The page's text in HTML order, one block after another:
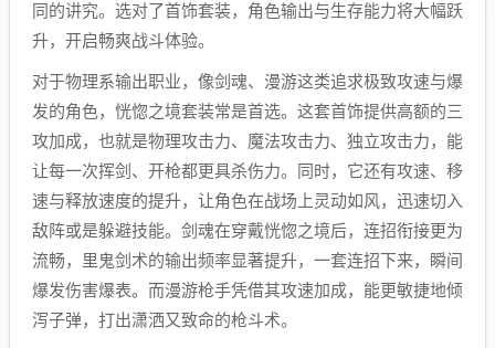
同的讲究。选对了首饰套装，角色输出与生存能力将大幅跃
升，开启畅爽战斗体验。
对于物理系输出职业，像剑魂、漫游这类追求极致攻速与爆
发的角色，恍惚之境套装常是首选。这套首饰提供高额的三
攻加成，也就是物理攻击力、魔法攻击力、独立攻击力，能
让每一次挥剑、开枪都更具杀伤力。同时，它还有攻速、移
速与释放速度的提升，让角色在战场上灵动如风，迅速切入
敌阵或是躲避技能。剑魂在穿戴恍惚之境后，连招衔接更为
流畅，里鬼剑术的输出频率显著提升，一套连招下来，瞬间
爆发伤害爆表。而漫游枪手凭借其攻速加成，能更敏捷地倾
泻子弹，打出潇洒又致命的枪斗术。